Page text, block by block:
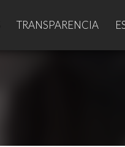
TRANSPARENCIA